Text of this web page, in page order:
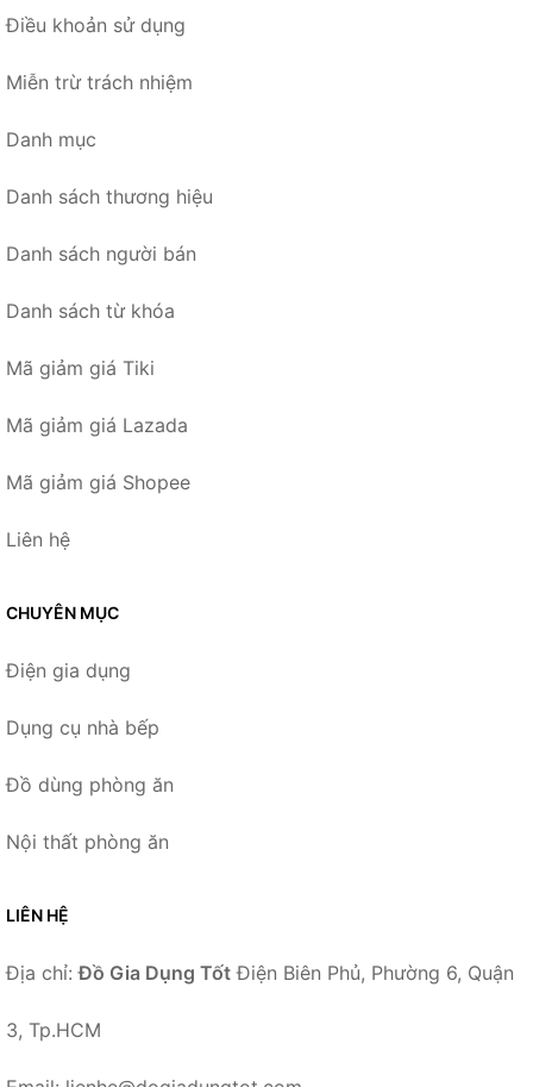
Điều khoản sử dụng
Miễn trừ trách nhiệm
Danh mục
Danh sách thương hiệu
Danh sách người bán
Danh sách từ khóa
Mã giảm giá Tiki
Mã giảm giá Lazada
Mã giảm giá Shopee
Liên hệ
CHUYÊN MỤC
Điện gia dụng
Dụng cụ nhà bếp
Đồ dùng phòng ăn
Nội thất phòng ăn
LIÊN HỆ
Địa chỉ:Đồ Gia Dụng Tốt Điện Biên Phủ, Phường 6, Quận
3, Tp.HCM